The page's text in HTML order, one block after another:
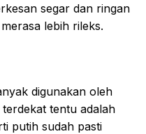
segar dan ringan
lebih rileks.
digunakan oleh
tentu adalah
putih sudah pasti